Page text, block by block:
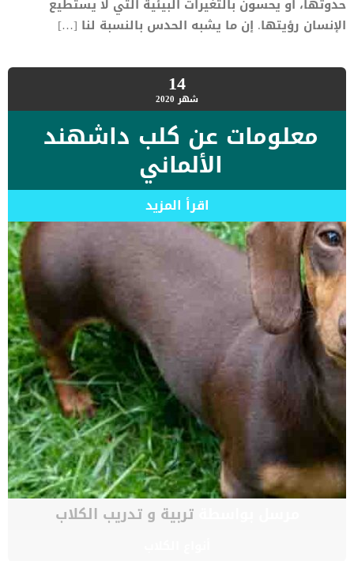
حدوثها، أو يحسون بالتغيرات البيئية التي لا يستطيع
الإنسان رؤيتها. إن ما يشبه الحدس بالنسبة لنا […]
14شهر 2020
معلومات عن كلب داشهند
الألماني
اقرأ المزيد
مرسل بواسطةتربية و تدريب الكلاب